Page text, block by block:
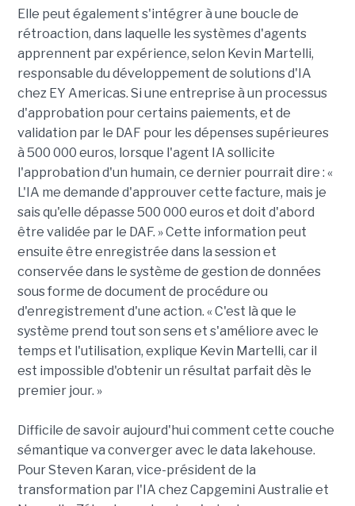
Elle peut également s'intégrer à une boucle de
rétroaction, dans laquelle les systèmes d'agents
apprennent par expérience, selon Kevin Martelli,
responsable du développement de solutions d'IA
chez EY Americas. Si une entreprise à un processus
d'approbation pour certains paiements, et de
validation par le DAF pour les dépenses supérieures
à 500 000 euros, lorsque l'agent IA sollicite
l'approbation d'un humain, ce dernier pourrait dire : «
L'IA me demande d'approuver cette facture, mais je
sais qu'elle dépasse 500 000 euros et doit d'abord
être validée par le DAF. » Cette information peut
ensuite être enregistrée dans la session et
conservée dans le système de gestion de données
sous forme de document de procédure ou
d'enregistrement d'une action. « C'est là que le
système prend tout son sens et s'améliore avec le
temps et l'utilisation, explique Kevin Martelli, car il
est impossible d'obtenir un résultat parfait dès le
premier jour. »
Difficile de savoir aujourd'hui comment cette couche
sémantique va converger avec le data lakehouse.
Pour Steven Karan, vice-président de la
transformation par l'IA chez Capgemini Australie et